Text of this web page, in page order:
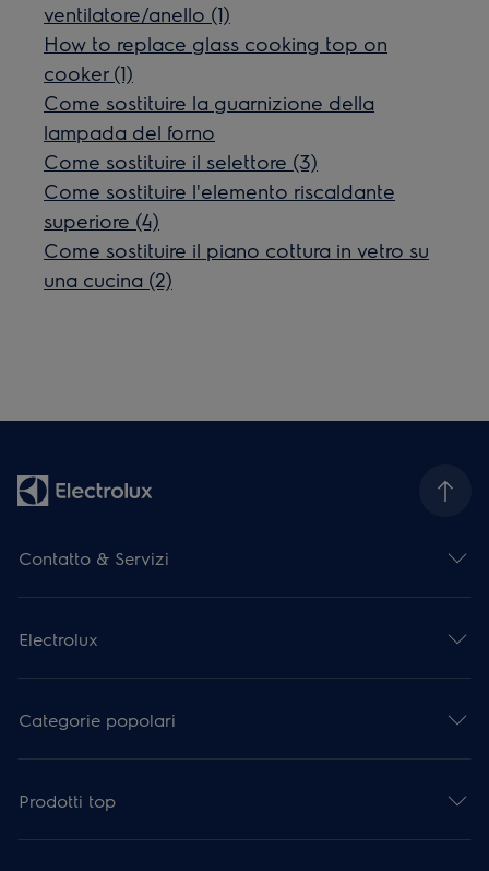
ventilatore/anello (1)
How to replace glass cooking top on
cooker (1)
Come sostituire la guarnizione della
lampada del forno
Come sostituire il selettore (3)
Come sostituire l'elemento riscaldante
superiore (4)
Come sostituire il piano cottura in vetro su
una cucina (2)
Contatto & Servizi
Electrolux
Categorie popolari
Prodotti top